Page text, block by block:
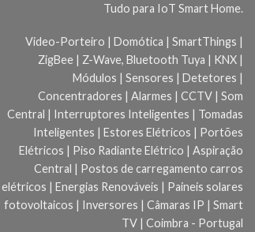
Tudo para IoT Smart Home.
Video-Porteiro | Domótica | SmartThings |
ZigBee | Z-Wave, Bluetooth Tuya | KNX |
Módulos | Sensores | Detetores |
Concentradores | Alarmes | CCTV | Som
Central | Interruptores Inteligentes | Tomadas
Inteligentes | Estores Elétricos | Portões
Elétricos | Piso Radiante Elétrico | Aspiração
Central | Postos de carregamento carros
elétricos | Energias Renováveis | Paineis solares
fotovoltaicos | Inversores | Câmaras IP | Smart
TV | Coimbra - Portugal